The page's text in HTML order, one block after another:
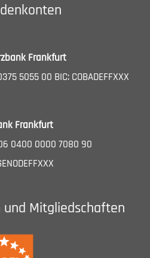
Frankfurt
5055 00 BIC: COBADEFFXXX
Frankfurt
0400 0000 7080 90
und Mitgliedschaften